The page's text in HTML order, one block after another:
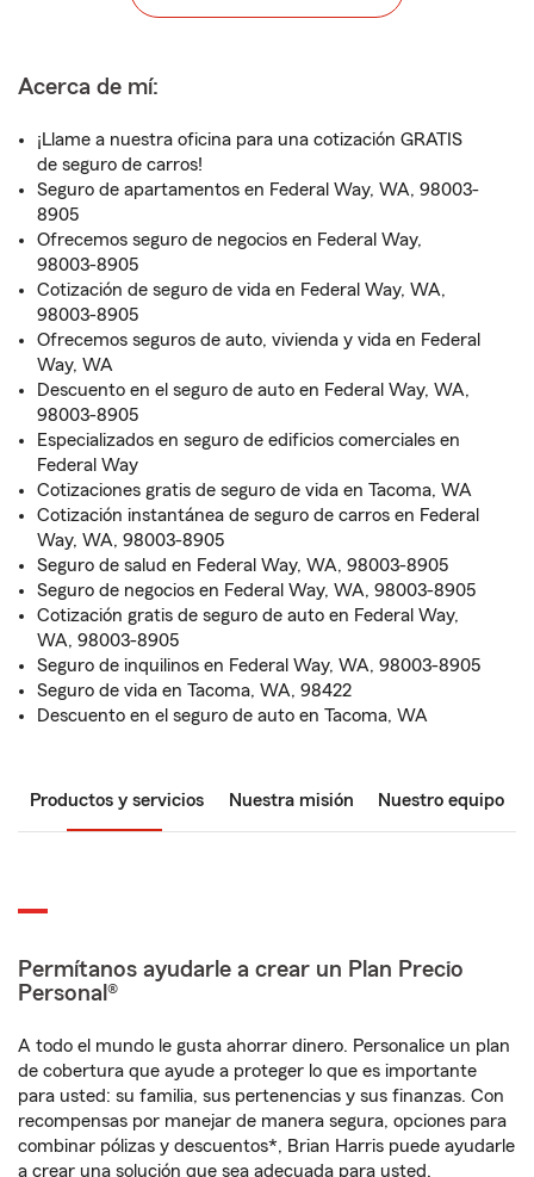
Acerca de mí:
¡Llame a nuestra oficina para una cotización GRATIS
de seguro de carros!
Seguro de apartamentos en Federal Way, WA, 98003-
8905
Ofrecemos seguro de negocios en Federal Way,
98003-8905
Cotización de seguro de vida en Federal Way, WA,
98003-8905
Ofrecemos seguros de auto, vivienda y vida en Federal
Way, WA
Descuento en el seguro de auto en Federal Way, WA,
98003-8905
Especializados en seguro de edificios comerciales en
Federal Way
Cotizaciones gratis de seguro de vida en Tacoma, WA
Cotización instantánea de seguro de carros en Federal
Way, WA, 98003-8905
Seguro de salud en Federal Way, WA, 98003-8905
Seguro de negocios en Federal Way, WA, 98003-8905
Cotización gratis de seguro de auto en Federal Way,
WA, 98003-8905
Seguro de inquilinos en Federal Way, WA, 98003-8905
Seguro de vida en Tacoma, WA, 98422
Descuento en el seguro de auto en Tacoma, WA
Productos y servicios Nuestra misión Nuestro equipo
Permítanos ayudarle a crear un Plan Precio
Personal®
A todo el mundo le gusta ahorrar dinero. Personalice un plan
de cobertura que ayude a proteger lo que es importante
para usted: su familia, sus pertenencias y sus finanzas. Con
recompensas por manejar de manera segura, opciones para
combinar pólizas y descuentos*, Brian Harris puede ayudarle
a crear una solución que sea adecuada para usted.